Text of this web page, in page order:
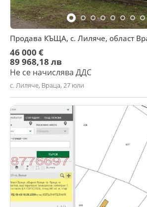
Продава КЪЩА, с. Лиляче, област
46 000 €
89 968,18 лв
Не се начислява ДДС
с. Лиляче, Враца, 27 юли